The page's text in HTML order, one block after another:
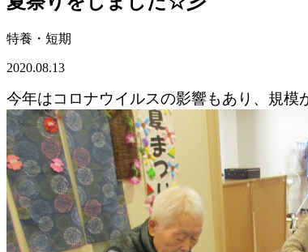
特養・短期
2020.08.13
今年はコロナウイルスの影響もあり、規